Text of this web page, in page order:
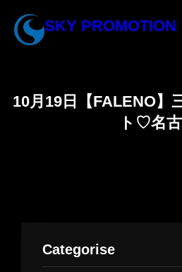
SKY PROMOTION
10月19日【FALENO】
ト♡名
Categorise